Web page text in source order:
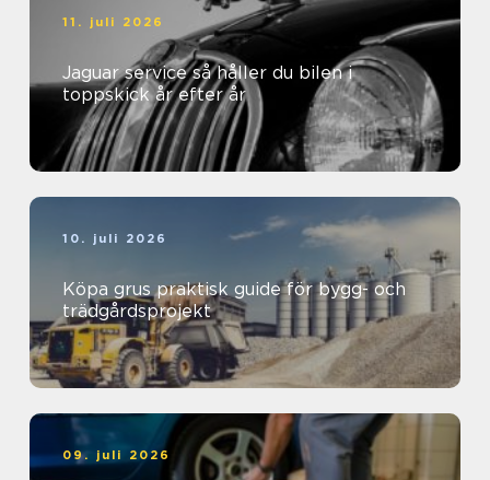
11. juli 2026
Jaguar service så håller du bilen i
toppskick år efter år
10. juli 2026
Köpa grus praktisk guide för bygg- och
trädgårdsprojekt
09. juli 2026